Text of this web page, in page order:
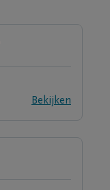
Bekijken